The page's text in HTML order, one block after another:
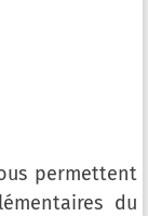
permettent
du